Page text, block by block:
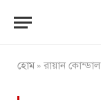
হোম» রায়ান কোন্ডাল